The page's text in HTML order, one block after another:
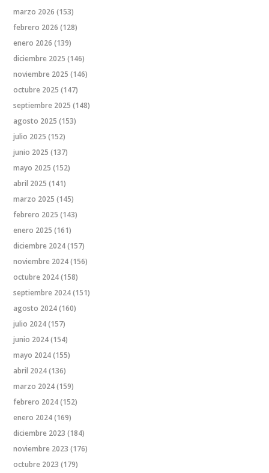
marzo 2026 (153)
febrero 2026 (128)
enero 2026 (139)
diciembre 2025 (146)
noviembre 2025 (146)
octubre 2025 (147)
septiembre 2025 (148)
agosto 2025 (153)
julio 2025 (152)
junio 2025 (137)
mayo 2025 (152)
abril 2025 (141)
marzo 2025 (145)
febrero 2025 (143)
enero 2025 (161)
diciembre 2024(157)
noviembre 2024(156)
octubre 2024(158)
septiembre 2024(151)
agosto 2024(160)
julio 2024(157)
junio 2024(154)
mayo 2024(155)
abril 2024(136)
marzo 2024(159)
febrero 2024(152)
enero 2024(169)
diciembre 2023 (184)
noviembre 2023 (176)
octubre 2023 (179)